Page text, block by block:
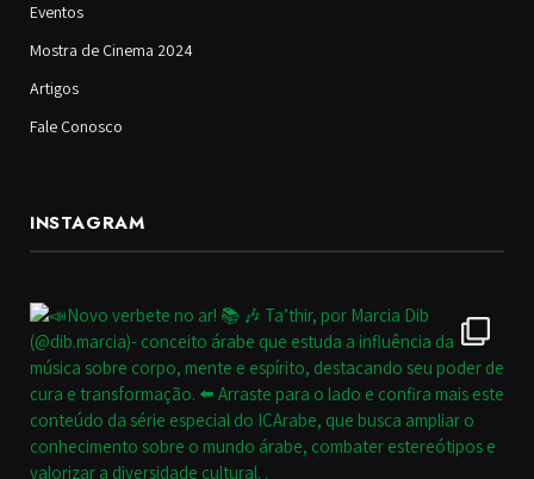
Eventos
Mostra de Cinema 2024
Artigos
Fale Conosco
INSTAGRAM